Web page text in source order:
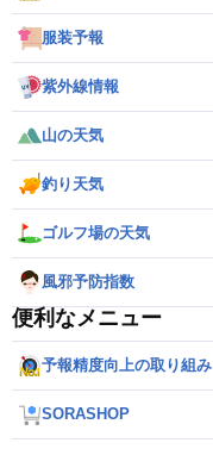
服装予報
紫外線情報
山の天気
釣り天気
ゴルフ場の天気
風邪予防指数
便利なメニュー
予報精度向上の取り組み
SORASHOP